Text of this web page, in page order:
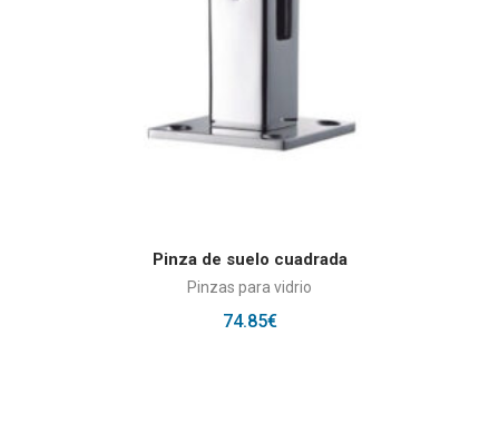
AÑADIR AL CARRITO
Pinza de suelo cuadrada
Pinzas para vidrio
74.85€